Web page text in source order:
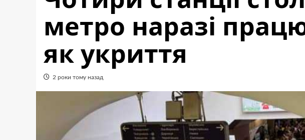
метро наразі
як укриття
2 роки тому назад